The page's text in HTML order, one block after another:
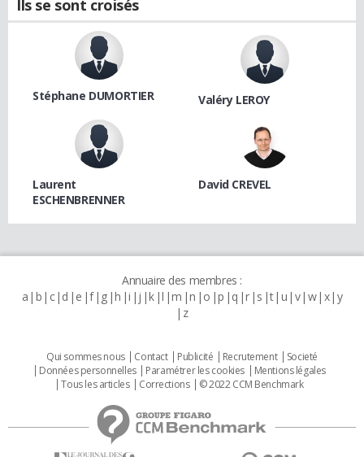
Ils se sont croisés
Stéphane DUMORTIER Valéry LEROY
Laurent
ESCHENBRENNER
David CREVEL
Annuaire des membres :
a b c d e f g h i j k l m n o p q r s t u v w x y
z
Qui sommes nous Contact Publicité Recrutement
Societé
Données personnelles
Paramétrer les cookies
Mentions légales
Tous les articles
Corrections © 2022 CCM Benchmark